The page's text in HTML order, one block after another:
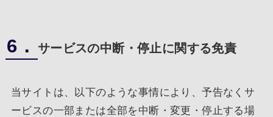
6． サービスの中断・停止に関する免責
当サイトは、以下のような事情により、予告なくサ
ービスの一部または全部を中断・変更・停止する場